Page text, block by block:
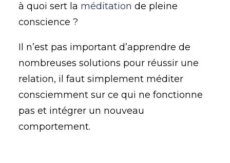
à quoi sert la méditation de pleine
conscience ?
Il n’est pas important d’apprendre de
nombreuses solutions pour réussir une
relation, il faut simplement méditer
consciemment sur ce qui ne fonctionne
pas et intégrer un nouveau
comportement.